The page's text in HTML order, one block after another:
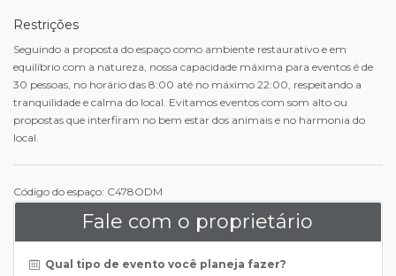
Restrições
Seguindo a proposta do espaço como ambiente restaurativo e em
equilíbrio com a natureza, nossa capacidade máxima para eventos é de
30 pessoas, no horário das 8:00 até no máximo 22:00, respeitando a
tranquilidade e calma do local. Evitamos eventos com som alto ou
propostas que interfiram no bem estar dos animais e no harmonia do
local.
Código do espaço: C478ODM
Fale com o proprietário
Qual tipo de evento você planeja fazer?